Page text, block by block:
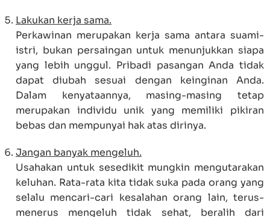
Lakukan kerja sama.
Perkawinan merupakan kerja sama antara suami-
istri, bukan persaingan untuk menunjukkan siapa
yang lebih unggul. Pribadi pasangan Anda tidak
dapat diubah sesuai dengan keinginan Anda.
Dalam kenyataannya, masing-masing tetap
merupakan individu unik yang memiliki pikiran
bebas dan mempunyai hak atas dirinya.
Jangan banyak mengeluh.
Usahakan untuk sesedikit mungkin mengutarakan
keluhan. Rata-rata kita tidak suka pada orang yang
selalu mencari-cari kesalahan orang lain, terus-
menerus mengeluh tidak sehat, beralih dari